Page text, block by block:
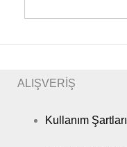
ALIŞVERİŞ
Kullanım Şartları